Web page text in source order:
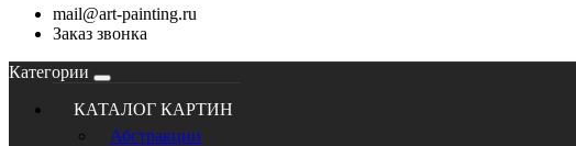
mail@art-painting.ru
Заказ звонка
Категории
КАТАЛОГ КАРТИН
Абстракции